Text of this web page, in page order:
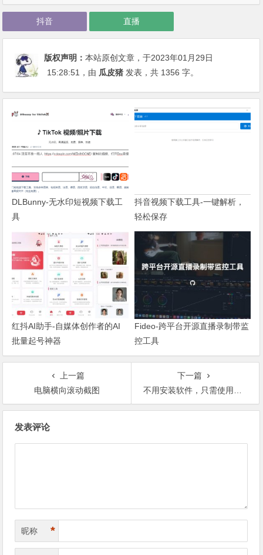
抖音 直播
版权声明：本站原创文章，于2023年01月29日
15:28:51 ，由 瓜皮猪 发表，共 1356 字。
DLBunny-无水印短视频下载工
具
抖音视频下载工具-一键解析，
轻松保存
红抖AI助手-自媒体创作者的AI
批量起号神器
Fideo-跨平台开源直播录制带监
控工具
上一篇
电脑横向滚动截图
下一篇
不用安装软件，只需使用Word将字幕srt文件转换成文本
发表评论
昵称 *